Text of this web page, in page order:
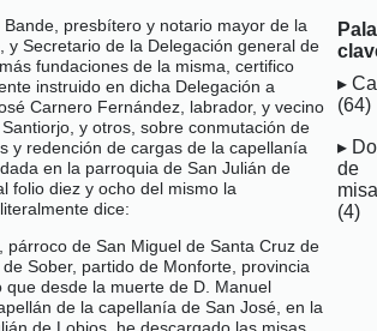
Bande, presbítero y notario mayor de la
y Secretario de la Delegación general de
fundaciones de la misma, certifico
instruido en dicha Delegación a
Carnero Fernández, labrador, y vecino
y otros, sobre conmutación de
y redención de cargas de la capellanía
en la parroquia de San Julián de
folio diez y ocho del mismo la
dice:
párroco de San Miguel de Santa Cruz de
Sober, partido de Monforte, provincia
que desde la muerte de D. Manuel
de la capellanía de San José, en la
(64)
de
(4)